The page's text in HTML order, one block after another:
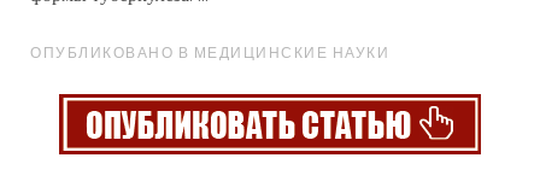
ОПУБЛИКОВАНО В МЕДИЦИНСКИЕ НАУКИ